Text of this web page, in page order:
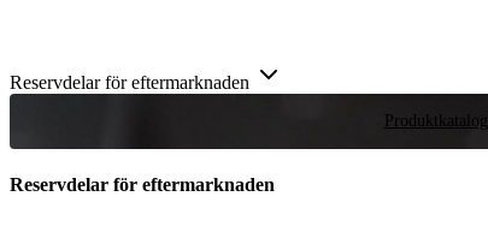
Reservdelar för eftermarknaden
Produktkatalog
Reservdelar för eftermarknaden